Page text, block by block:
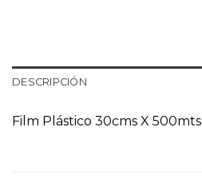
DESCRIPCIÓN
Film Plástico 30cms X 500mts